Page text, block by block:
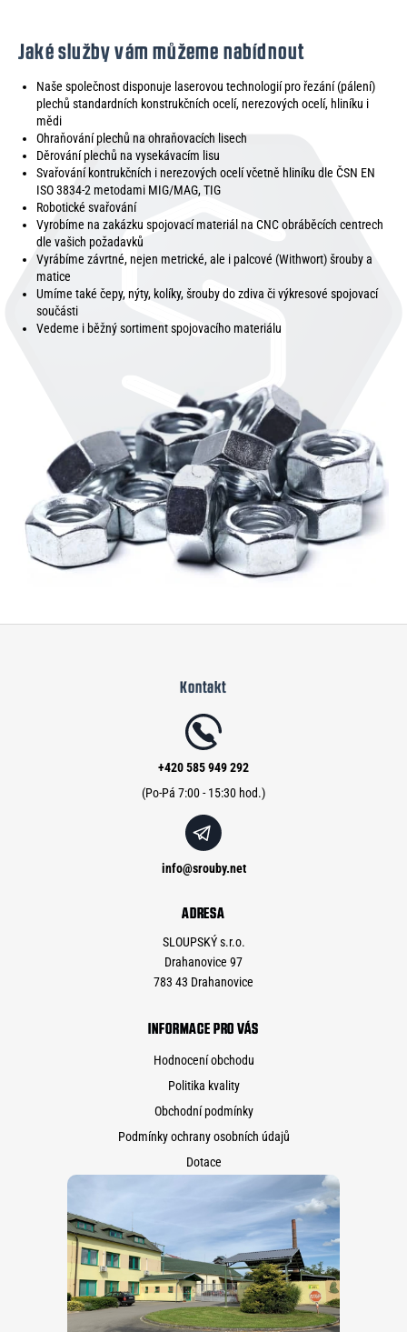
Jaké služby vám můžeme nabídnout
Naše společnost disponuje laserovou technologií pro řezání (pálení)
plechů standardních konstrukčních ocelí, nerezových ocelí, hliníku i
mědi
Ohraňování plechů na ohraňovacích lisech
Děrování plechů na vysekávacím lisu
Svařování kontrukčních i nerezových ocelí včetně hliníku dle ČSN EN
ISO 3834-2 metodami MIG/MAG, TIG
Robotické svařování
Vyrobíme na zakázku spojovací materiál na CNC obráběcích centrech
dle vašich požadavků
Vyrábíme závrtné, nejen metrické, ale i palcové (Withwort) šrouby a
matice
Umíme také čepy, nýty, kolíky, šrouby do zdiva či výkresové spojovací
součásti
Vedeme i běžný sortiment spojovacího materiálu
Kontakt
info@srouby.net
+420 585 949 292
ADRESA
SLOUPSKÝ s.r.o.
Drahanovice 97
783 43 Drahanovice
INFORMACE PRO VÁS
Hodnocení obchodu
Politika kvality
Obchodní podmínky
Podmínky ochrany osobních údajů
Dotace